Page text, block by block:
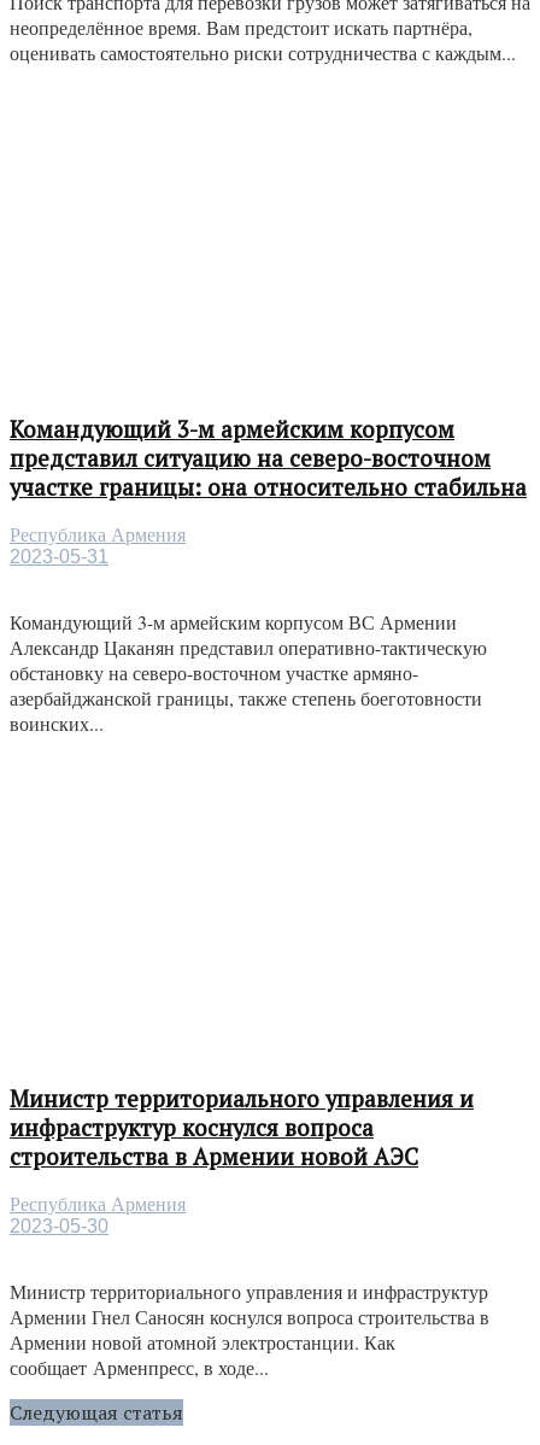
неопределённое время. Вам предстоит искать партнёра,
оценивать самостоятельно риски сотрудничества с каждым...
Командующий 3-м армейским корпусом
представил ситуацию на северо-восточном
участке границы: она относительно стабильна
Республика Армения
2023-05-31
Командующий 3-м армейским корпусом ВС Армении
Александр Цаканян представил оперативно-тактическую
обстановку на северо-восточном участке армяно-
азербайджанской границы, также степень боеготовности
воинских...
Министр территориального управления и
инфраструктур коснулся вопроса
строительства в Армении новой АЭС
Республика Армения
2023-05-30
Министр территориального управления и инфраструктур
Армении Гнел Саносян коснулся вопроса строительства в
Армении новой атомной электростанции. Как
сообщает Арменпресс, в ходе...
Следующая статья